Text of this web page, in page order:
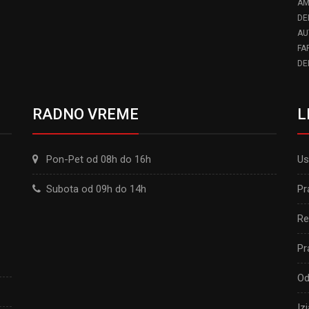
RADNO VREME
Pon-Pet od 08h do 16h
Subota od 09h do 14h